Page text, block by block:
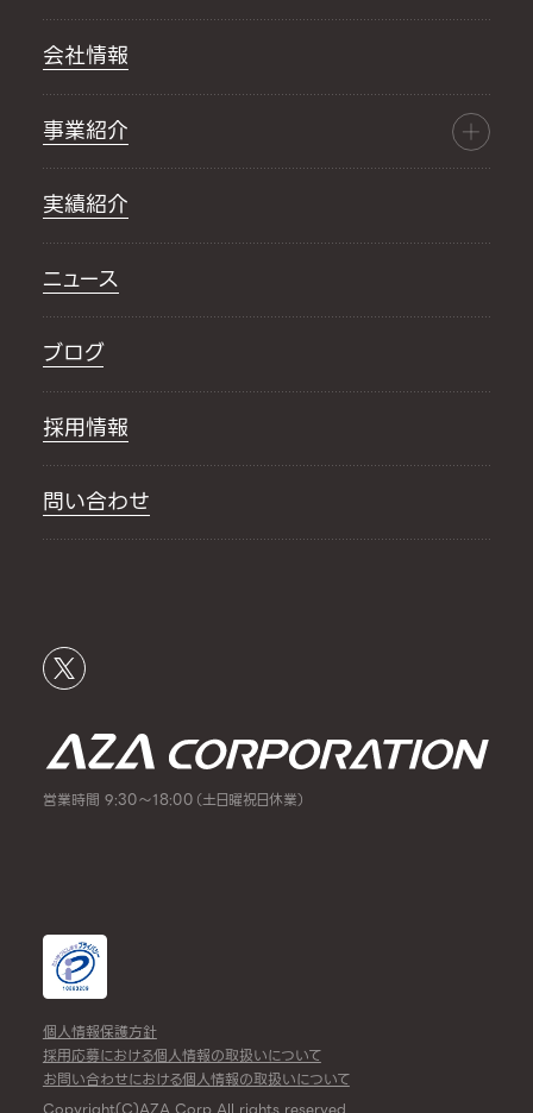
会社情報
事業紹介
実績紹介
ニュース
ブログ
採用情報
問い合わせ
営業時間 9:30～18:00（土日曜祝日休業）
個人情報保護方針
採用応募における個人情報の取扱いについて
お問い合わせにおける個人情報の取扱いについて